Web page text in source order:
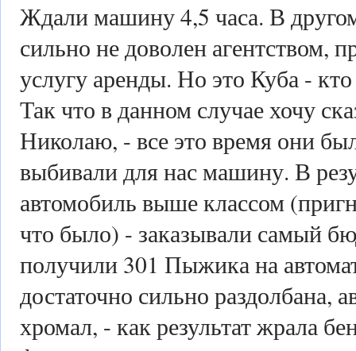
Ждали машину 4,5 часа. В
сильно не доволен агентством,
услугу аренды. Но это Куба -
Так что в данном случае хочу
Николаю, - все это время они
выбивали для нас машину. В
автомобиль выше классом
что было) - заказывали самый
получили 301 Пыжика на
достаточно сильно раздолбана,
хромал, - как результат жрала